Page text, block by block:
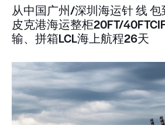
从中国广州/深圳海运针 线 包
皮克港海运整柜20FT/
输、拼箱LCL海上航程26天